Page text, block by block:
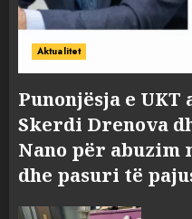
Aktualitet
Punonjësja e
Skerdi Drenova
Nano për abuzim
dhe pasuri të